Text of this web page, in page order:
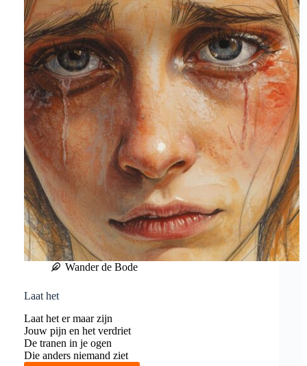
Wander de Bode
Laat het
Laat het er maar zijn
Jouw pijn en het verdriet
De tranen in je ogen
Die anders niemand ziet